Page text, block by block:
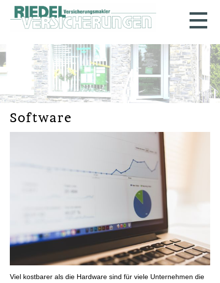
Software
Viel kostbarer als die Hardware sind für viele Unternehmen die